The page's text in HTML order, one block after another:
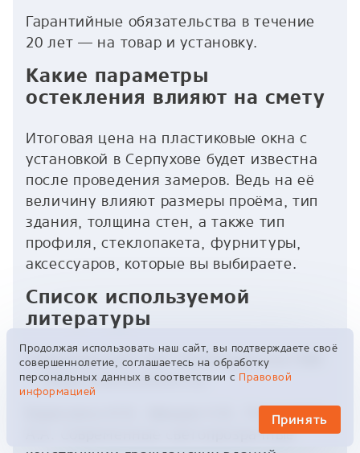
Продолжая использовать наш сайт, вы подтверждаете своё
совершеннолетие, соглашаетесь на обработку
персональных данных в соответствии с Правовой
информацией
Принять
Гарантийные обязательства в течение
20 лет — на товар и установку.
Какие параметры
остекления влияют на смету
Итоговая цена на пластиковые окна с
установкой в Серпухове будет известна
после проведения замеров. Ведь на её
величину влияют размеры проёма, тип
здания, толщина стен, а также тип
профиля, стеклопакета, фурнитуры,
аксессуаров, которые вы выбираете.
Список используемой
литературы
Официальный сайт производителя ПВХ
— https://deceuninck.ru/.
Борискина И.В., Шведов Н.В., Плотников
А.А. Современные светопрозрачные